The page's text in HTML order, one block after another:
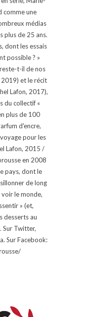
comme une
médias
plus de 25 ans.
dont les essais
possible ? »
t-il de nos
2019) et le récit
Lafon, 2017),
du collectif «
plus de 100
d'encre,
pour les
Lafon, 2015 /
en 2008
pays, dont le
de long
le monde,
» (et,
desserts au
Sur Twitter,
Sur Facebook: